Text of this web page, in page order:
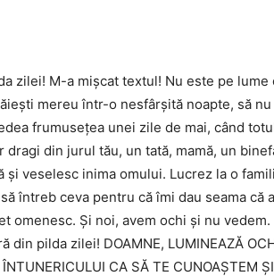
zilei! M-a mişcat textul! Nu este pe
mereu într-o nesfârşită noapte, să
frumuseţea unei zile de mai, când
din jurul tău, un tată, mamă, un
veselesc inima omului. Lucrez la o
întreb ceva pentru că îmi dau seama că
omenesc. Şi noi, avem ochi şi nu
pilda zilei! DOAMNE, LUMINEAZĂ
CA SĂ TE CUNOAŞTEM